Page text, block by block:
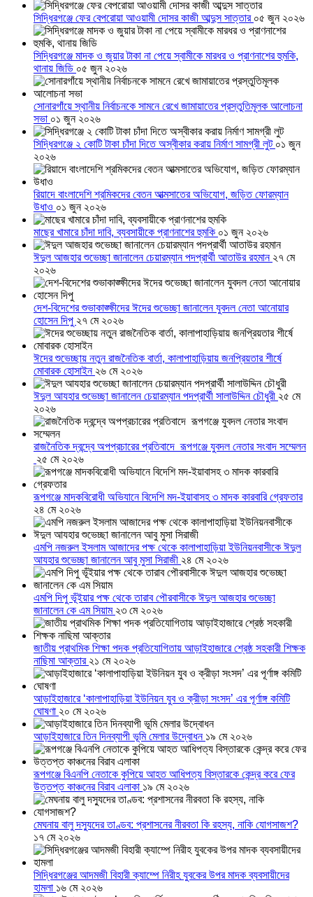
সিদ্ধিরগঞ্জে ফের বেপরোয়া আওয়ামী দোসর কাজী আব্দুস সাত্তার ০৫ জুন ২০২৬
সিদ্ধিরগঞ্জে মাদক ও জুয়ার টাকা না পেয়ে স্বামীকে মারধর ও প্রাণনাশের হুমকি,
থানায় জিডি ০৫ জুন ২০২৬
সোনারগাঁয়ে স্থানীয় নির্বাচনকে সামনে রেখে জামায়াতের প্রস্তুতিমূলক আলোচনা
সভা ০১ জুন ২০২৬
সিদ্ধিরগঞ্জে ২ কোটি টাকা চাঁদা দিতে অস্বীকার করায় নির্মাণ সামগ্রী লুট ০১ জুন
২০২৬
রিয়াদে বাংলাদেশি শ্রমিকদের বেতন আত্মসাতের অভিযোগ, জড়িত ফোরম্যান
উধাও ০১ জুন ২০২৬
মাছের খামারে চাঁদা দাবি, ব্যবসায়ীকে প্রাণনাশের হুমকি ০১ জুন ২০২৬
ঈদুল আজহার শুভেচ্ছা জানালেন চেয়ারম্যান পদপ্রার্থী আতাউর রহমান ২৭ মে
২০২৬
দেশ-বিদেশের শুভাকাঙ্ক্ষীদের ঈদের শুভেচ্ছা জানালেন যুবদল নেতা আনোয়ার
হোসেন দিপু ২৭ মে ২০২৬
ঈদের শুভেচ্ছায় নতুন রাজনৈতিক বার্তা, কালাপাহাড়িয়ায় জনপ্রিয়তার শীর্ষে
মোবারক হোসাইন ২৬ মে ২০২৬
ঈদুল আযহার শুভেচ্ছা জানালেন চেয়ারম্যান পদপ্রার্থী সালাউদ্দিন চৌধুরী ২৫ মে
২০২৬
রাজনৈতিক দ্বন্দ্বে অপপ্রচারের প্রতিবাদে ‎রূপগঞ্জে যুবদল নেতার সংবাদ সম্মেলন
২৫ মে ২০২৬
রূপগঞ্জে মাদকবিরোধী অভিযানে বিদেশি মদ-ইয়াবাসহ ৩ মাদক কারবারি গ্রেফতার
২৪ মে ২০২৬
এমপি নজরুল ইসলাম আজাদের পক্ষ থেকে কালাপাহাড়িয়া ইউনিয়নবাসীকে ঈদুল
আযহার শুভেচ্ছা জানালেন আবু মুসা সিরাজী ২৪ মে ২০২৬
এমপি দিপু ভূঁইয়ার পক্ষ থেকে তারাব পৌরবাসীকে ঈদুল আজহার শুভেচ্ছা
জানালেন কে এম সিয়াম ২৩ মে ২০২৬
জাতীয় প্রাথমিক শিক্ষা পদক প্রতিযোগিতায় আড়াইহাজারে শ্রেষ্ঠ সহকারী শিক্ষক
নাছিমা আক্তার ২১ মে ২০২৬
আড়াইহাজারে ‘কালাপাহাড়িয়া ইউনিয়ন যুব ও ক্রীড়া সংসদ’ এর পূর্ণাঙ্গ কমিটি
ঘোষণা ২০ মে ২০২৬
আড়াইহাজারে তিন দিনব্যাপী ভূমি মেলার উদ্বোধন ১৯ মে ২০২৬
রূপগঞ্জে বিএনপি নেতাকে কুপিয়ে আহত আধিপত্য বিস্তারকে কেন্দ্র করে ফের
উত্তপ্ত কাঞ্চনের বিরাব এলাকা ১৯ মে ২০২৬
মেঘনায় বালু দস্যুদের তাণ্ডব: প্রশাসনের নীরবতা কি রহস্য, নাকি যোগসাজশ?
১৭ মে ২০২৬
সিদ্ধিরগঞ্জের আদমজী বিহারী ক্যাম্পে নিরীহ যুবকের উপর মাদক ব্যবসায়ীদের
হামলা ১৬ মে ২০২৬